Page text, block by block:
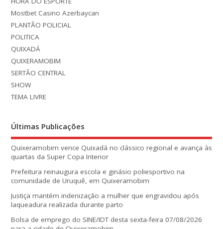
Mostbet Casino Azerbaycan
PLANTÃO POLICIAL
POLITICA
QUIXADÁ
QUIXERAMOBIM
SERTÃO CENTRAL
SHOW
TEMA LIVRE
Últimas Publicações
Quixeramobim vence Quixadá no clássico regional e avança às
quartas da Super Copa Interior
Prefeitura reinaugura escola e ginásio poliesportivo na
comunidade de Uruquê, em Quixeramobim
Justiça mantém indenização a mulher que engravidou após
laqueadura realizada durante parto
Bolsa de emprego do SINE/IDT desta sexta-feira 07/08/2026